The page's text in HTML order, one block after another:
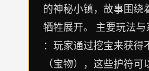
的神秘小镇，故事围绕
牺牲展开。 主要玩法
：玩家通过挖宝来获得
（宝物），这些护符